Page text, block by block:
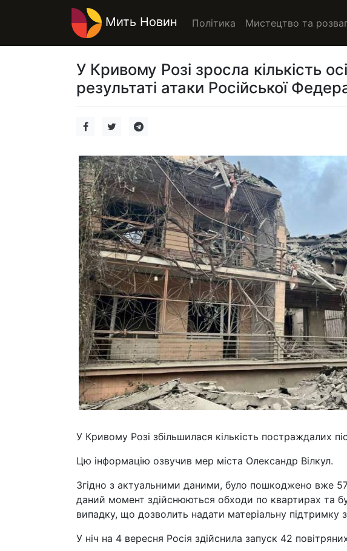
Мить Новин Політика Мистецтво та
У Кривому Розі зросла кількість
результаті атаки Російської
У Кривому Розі збільшилася кількість постраждалих
Цю інформацію озвучив мер міста Олександр Вілкул.
Згідно з актуальними даними, було пошкоджено вже
даний момент здійснюються обходи по квартирах та
випадку, що дозволить надати матеріальну підтримку
У ніч на 4 вересня Росія здійснила запуск 42